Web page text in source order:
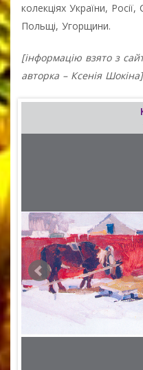
колекціях України,
Польщі, Угорщини.
[інформацію взято з
авторка – Ксенія Шокіна]